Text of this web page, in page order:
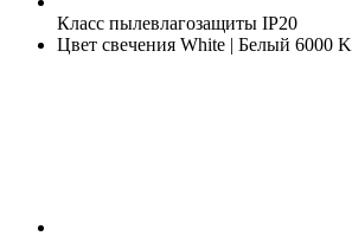
Класс пылевлагозащиты IP20
Цвет свечения White | Белый 6000 K